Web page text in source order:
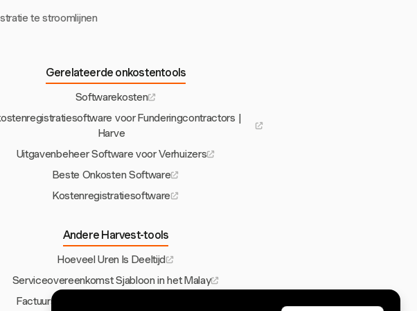
te stroomlijnen
Gerelateerde onkostentools
Softwarekosten
voor Funderingcontractors |
Harve
Uitgavenbeheer Software voor Verhuizers
Beste Onkosten Software
Kostenregistratiesoftware
Andere Harvest-tools
Hoeveel Uren Is Deeltijd
Serviceovereenkomst Sjabloon in het Malay
Factuursjabloon voor Financiële Adviseurs